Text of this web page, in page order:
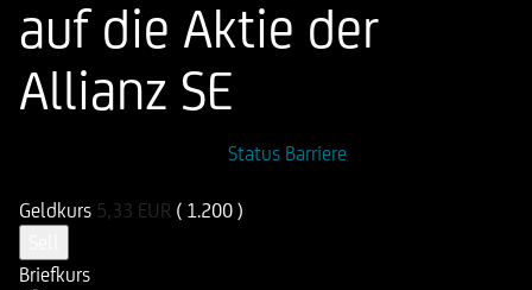
auf die Aktie der
Allianz SE
Status Barriere
Geldkurs 5,33 EUR ( 1.200 )
Briefkurs